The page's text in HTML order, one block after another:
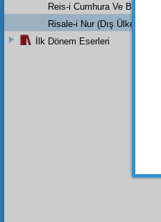
Reis-i Cumhura Ve Başvekile
Risale-i Nur (Dış Ülkeler)
İlk Dönem Eserleri